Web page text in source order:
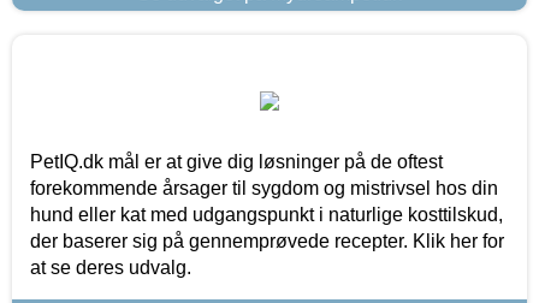
PetIQ.dk mål er at give dig løsninger på de oftest
forekommende årsager til sygdom og mistrivsel hos din
hund eller kat med udgangspunkt i naturlige kosttilskud,
der baserer sig på gennemprøvede recepter. Klik her for
at se deres udvalg.